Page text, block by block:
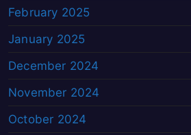
February 2025
January 2025
December 2024
November 2024
October 2024